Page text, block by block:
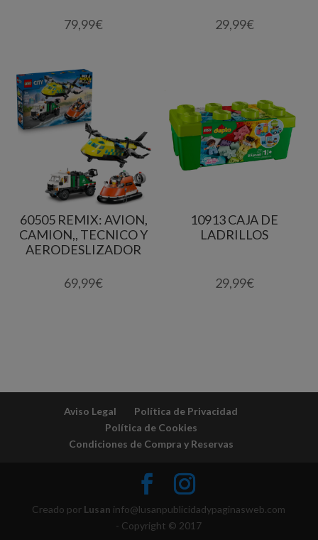
79,99€ 29,99€
60505 REMIX: AVION,
CAMION,, TECNICO Y
AERODESLIZADOR
69,99€
10913 CAJA DE
LADRILLOS
29,99€
Aviso Legal
Política de Privacidad
Política de Cookies
Condiciones de Compra y Reservas
Creado por Lusan info@lusanpublicidadypaginasweb.com
- Copyright © 2017